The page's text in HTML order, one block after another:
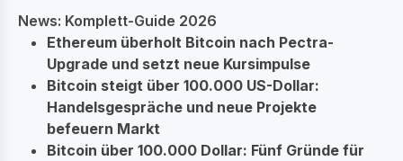
News: Komplett-Guide 2026
Ethereum überholt Bitcoin nach Pectra-
Upgrade und setzt neue Kursimpulse
Bitcoin steigt über 100.000 US-Dollar:
Handelsgespräche und neue Projekte
befeuern Markt
Bitcoin über 100.000 Dollar: Fünf Gründe für